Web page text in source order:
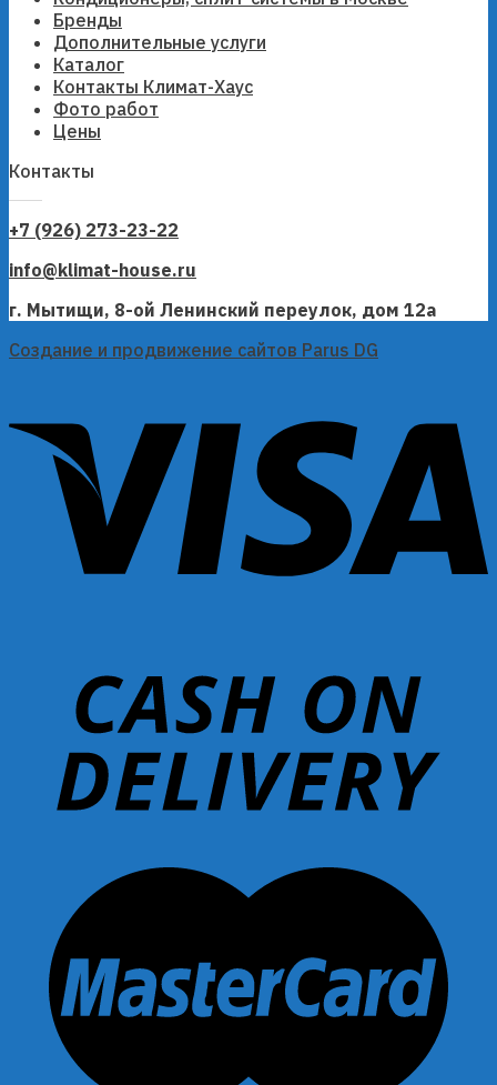
Бренды
Дополнительные услуги
Каталог
Контакты Климат-Хаус
Фото работ
Цены
Контакты
+7 (926) 273-23-22
info@klimat-house.ru
г. Мытищи, 8-ой Ленинский переулок, дом 12а
Создание и продвижение сайтов Parus DG